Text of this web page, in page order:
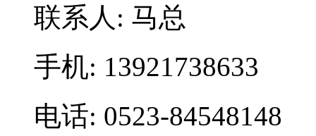
联系人: 马总
手机: 13921738633
电话: 0523-84548148